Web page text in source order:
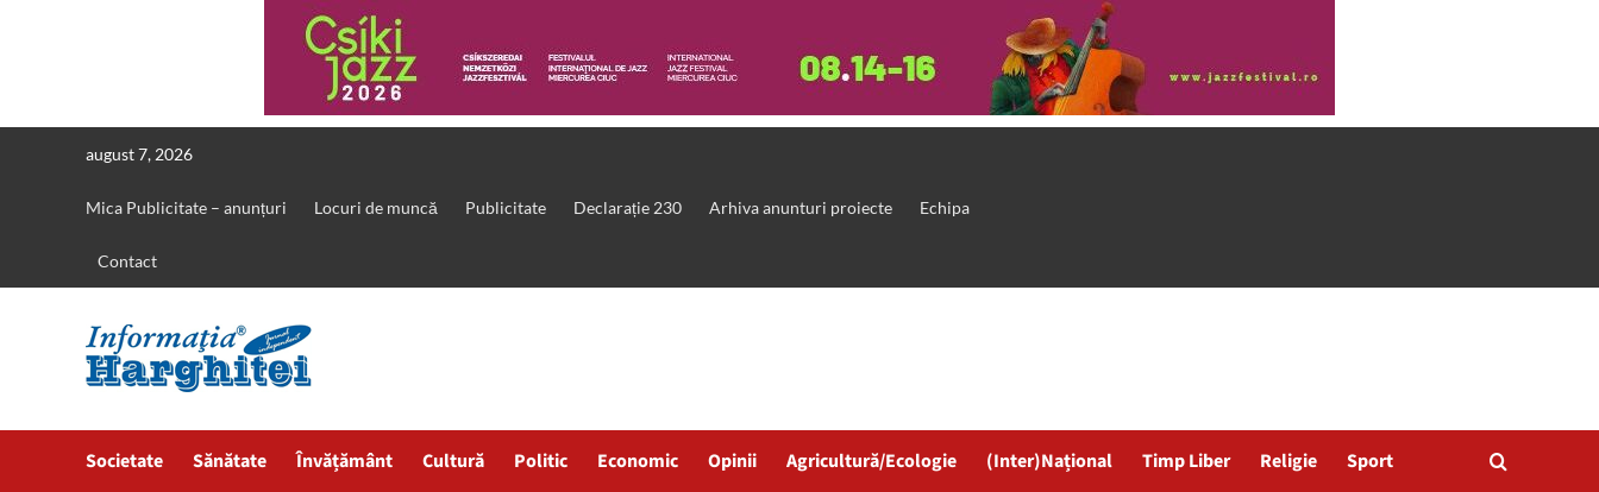
august 7, 2026
Mica Publicitate – anunțuri Locuri de muncă Publicitate Declarație 230 Arhiva anunturi proiecte Echipa
Contact
Societate Sănătate Învățământ Cultură Politic Economic Opinii Agricultură/Ecologie (Inter)Național Timp Liber Religie Sport